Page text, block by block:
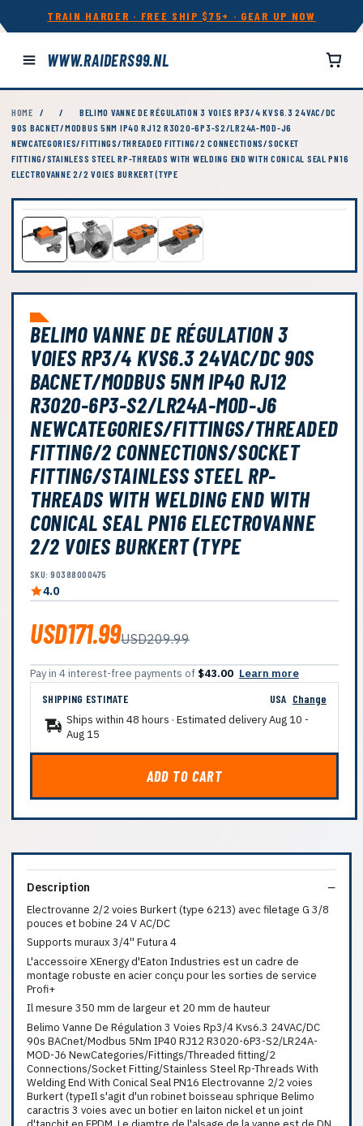
TRAIN HARDER · FREE SHIP $75+ · GEAR UP NOW
WWW.RAIDERS99.NL
HOME / /
BELIMO VANNE DE RÉGULATION 3 VOIES RP3/4 KVS6.3 24VAC/DC
90S BACNET/MODBUS 5NM IP40 RJ12 R3020-6P3-S2/LR24A-MOD-J6
NEWCATEGORIES/FITTINGS/THREADED FITTING/2 CONNECTIONS/SOCKET
FITTING/STAINLESS STEEL RP-THREADS WITH WELDING END WITH CONICAL SEAL PN16
ELECTROVANNE 2/2 VOIES BURKERT (TYPE
BELIMO VANNE DE RÉGULATION 3
VOIES RP3/4 KVS6.3 24VAC/DC 90S
BACNET/MODBUS 5NM IP40 RJ12
R3020-6P3-S2/LR24A-MOD-J6
NEWCATEGORIES/FITTINGS/THREADED
FITTING/2 CONNECTIONS/SOCKET
FITTING/STAINLESS STEEL RP-
THREADS WITH WELDING END WITH
CONICAL SEAL PN16 ELECTROVANNE
2/2 VOIES BURKERT (TYPE
SKU: 90388000475
4.0
USD171.99USD209.99
Pay in 4 interest-free payments of $43.00 Learn more
SHIPPING ESTIMATE
USA Change
Ships within 48 hours · Estimated deliveryAug 10 -
Aug 15
ADD TO CART
Description
Electrovanne 2/2 voies Burkert (type 6213) avec filetage G 3/8
pouces et bobine 24 V AC/DC
Supports muraux 3/4'' Futura 4
L'accessoire XEnergy d'Eaton Industries est un cadre de
montage robuste en acier conçu pour les sorties de service
Profi+
Il mesure 350 mm de largeur et 20 mm de hauteur
Belimo Vanne De Régulation 3 Voies Rp3/4 Kvs6.3 24VAC/DC
90s BACnet/Modbus 5Nm IP40 RJ12 R3020-6P3-S2/LR24A-
MOD-J6 NewCategories/Fittings/Threaded fitting/2
Connections/Socket Fitting/Stainless Steel Rp-Threads With
Welding End With Conical Seal PN16 Electrovanne 2/2 voies
Burkert (typeIl s'agit d'un robinet boisseau sphrique Belimo
caractris 3 voies avec un botier en laiton nickel et un joint